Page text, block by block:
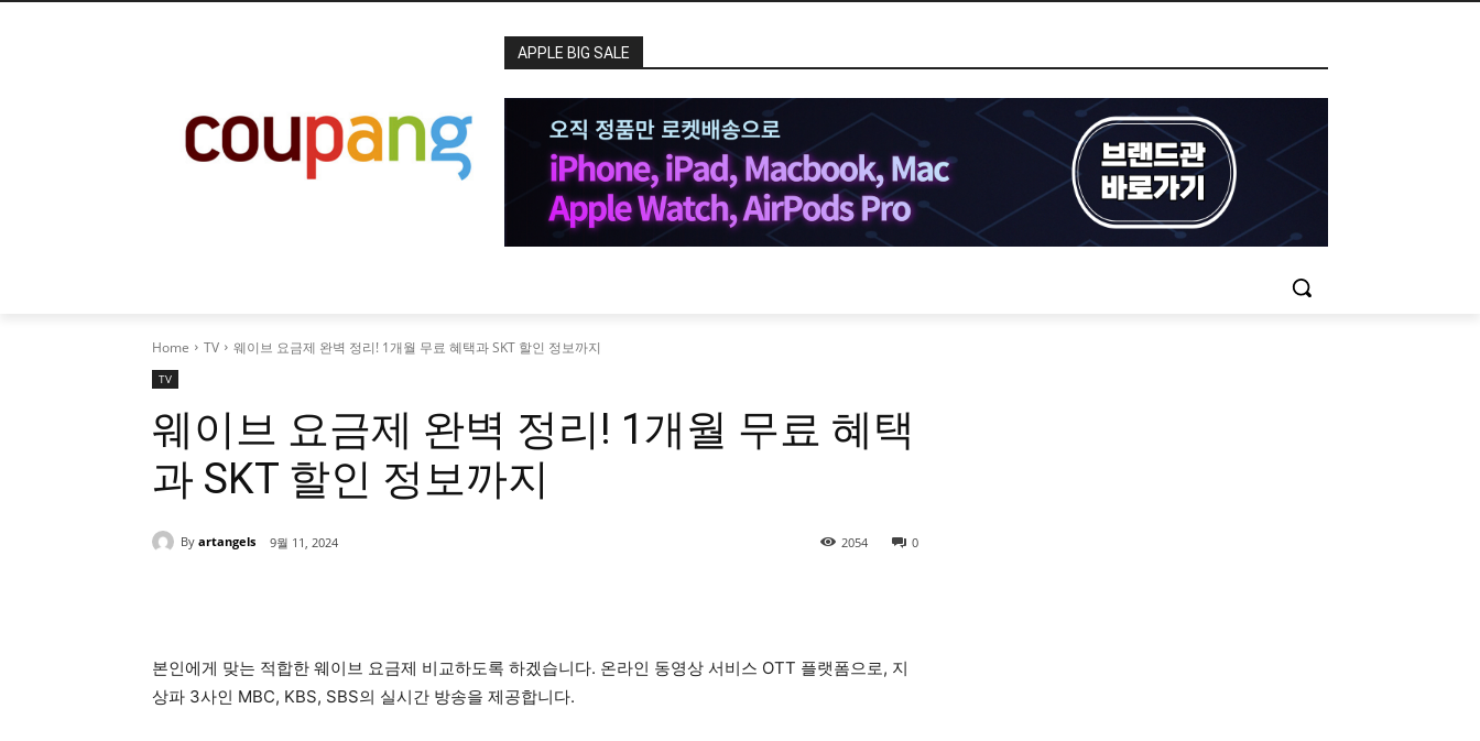
APPLE BIG SALE
Home TV 웨이브 요금제 완벽 정리! 1개월 무료 혜택과 SKT 할인 정보까지
TV
웨이브 요금제 완벽 정리! 1개월 무료 혜택
과 SKT 할인 정보까지
By artangels 9월 11, 2024 0
2054
본인에게 맞는 적합한 웨이브 요금제 비교하도록 하겠습니다. 온라인 동영상 서비스 OTT 플랫폼으로, 지
상파 3사인 MBC, KBS, SBS의 실시간 방송을 제공합니다.